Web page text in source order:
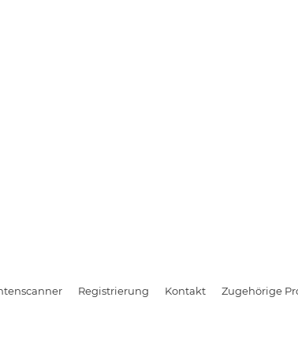
Registrierung Kontakt Zugehörige